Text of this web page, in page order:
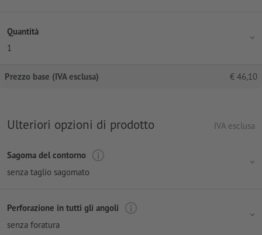
Quantità
1
Prezzo base (IVA esclusa) € 46,10
Ulteriori opzioni di prodotto IVA esclusa
Sagoma del contorno
senza taglio sagomato
Perforazione in tutti gli angoli
senza foratura